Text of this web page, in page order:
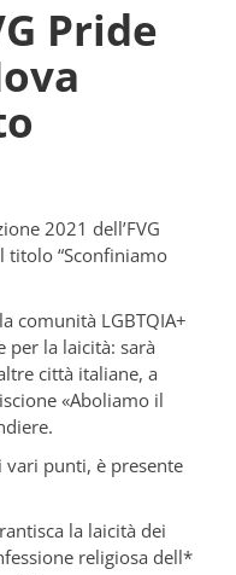
Pride
2021 dell’FVG
titolo “Sconfiniamo
comunità LGBTQIA+
per la laicità: sarà
città italiane, a
«Aboliamo il
vari punti, è presente
la laicità dei
religiosa dell*